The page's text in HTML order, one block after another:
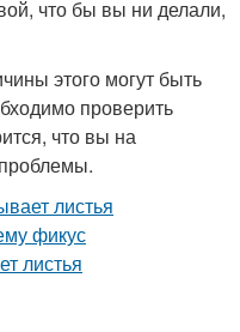
что бы вы ни делали,
этого могут быть
проверить
что вы на